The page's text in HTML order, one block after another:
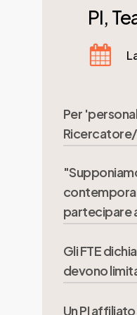
PI,
Per
Si intende
partecipare
Se un
Gli FTE
devono
La
Un PI